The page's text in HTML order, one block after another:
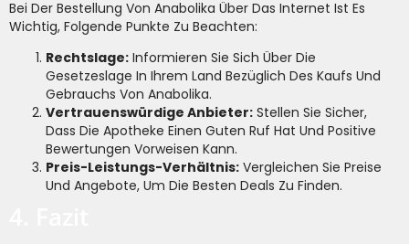
Bei Der Bestellung Von Anabolika Über Das Internet Ist Es
Wichtig, Folgende Punkte Zu Beachten:
Rechtslage: Informieren Sie Sich Über Die
Gesetzeslage In Ihrem Land Bezüglich Des Kaufs Und
Gebrauchs Von Anabolika.
Vertrauenswürdige Anbieter: Stellen Sie Sicher,
Dass Die Apotheke Einen Guten Ruf Hat Und Positive
Bewertungen Vorweisen Kann.
Preis-Leistungs-Verhältnis: Vergleichen Sie Preise
Und Angebote, Um Die Besten Deals Zu Finden.